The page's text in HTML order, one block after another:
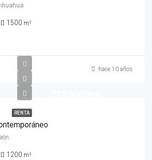
1500 m²
hace 10 años
RENTA
1200 m²